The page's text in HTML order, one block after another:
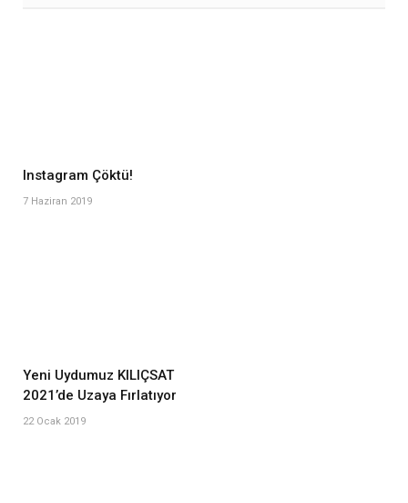
Instagram Çöktü!
7 Haziran 2019
Yeni Uydumuz KILIÇSAT
2021’de Uzaya Fırlatıyor
22 Ocak 2019